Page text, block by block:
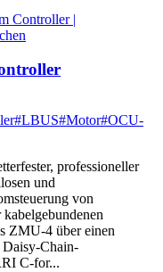
#LBUS#Motor#OCU-
professioneller
und
von
ZMU-4 über einen
Chain-
C-for...